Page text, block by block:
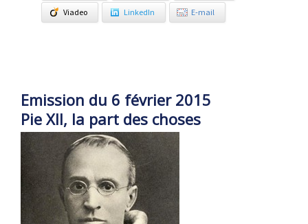
Viadeo LinkedIn E-mail
Emission du 6 février 2015
Pie XII, la part des choses